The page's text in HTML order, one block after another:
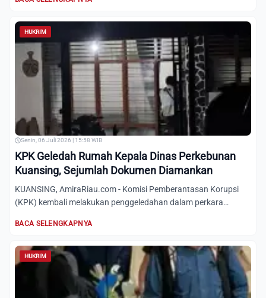
HUKRIM
Senin, 06 Juli 2026 | 15:58 WIB
KPK Geledah Rumah Kepala Dinas Perkebunan
Kuansing, Sejumlah Dokumen Diamankan
KUANSING, AmiraRiau.com - Komisi Pemberantasan Korupsi
(KPK) kembali melakukan penggeledahan dalam perkara
BACA SELENGKAPNYA
HUKRIM